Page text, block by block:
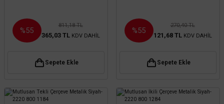
%55
811,18 TL
365,03 TL KDV DAHİL
Sepete Ekle
%55
270,40 TL
121,68 TL KDV DAHİL
Sepete Ekle